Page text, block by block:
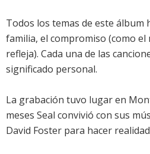
Todos los temas de este álbum
familia, el compromiso (como
refleja). Cada una de las
significado personal.
La grabación tuvo lugar en
meses Seal convivió con sus
David Foster para hacer